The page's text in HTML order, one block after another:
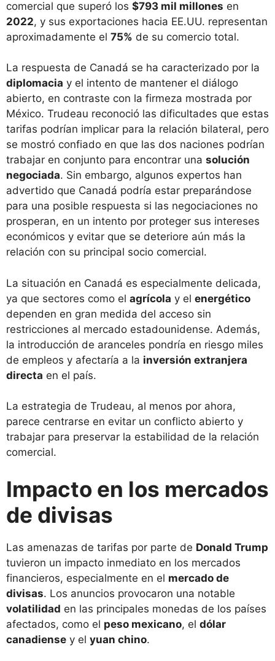
comercial que superó los $793 mil millones en
2022, y sus exportaciones hacia EE.UU. representan
aproximadamente el 75% de su comercio total.
La respuesta de Canadá se ha caracterizado por la
diplomacia y el intento de mantener el diálogo
abierto, en contraste con la firmeza mostrada por
México. Trudeau reconoció las dificultades que estas
tarifas podrían implicar para la relación bilateral, pero
se mostró confiado en que las dos naciones podrían
trabajar en conjunto para encontrar una solución
negociada. Sin embargo, algunos expertos han
advertido que Canadá podría estar preparándose
para una posible respuesta si las negociaciones no
prosperan, en un intento por proteger sus intereses
económicos y evitar que se deteriore aún más la
relación con su principal socio comercial.
La situación en Canadá es especialmente delicada,
ya que sectores como el agrícola y el energético
dependen en gran medida del acceso sin
restricciones al mercado estadounidense. Además,
la introducción de aranceles pondría en riesgo miles
de empleos y afectaría a la inversión extranjera
directa en el país.
La estrategia de Trudeau, al menos por ahora,
parece centrarse en evitar un conflicto abierto y
trabajar para preservar la estabilidad de la relación
comercial.
Impacto en los mercados
de divisas
Las amenazas de tarifas por parte de Donald Trump
tuvieron un impacto inmediato en los mercados
financieros, especialmente en el mercado de
divisas. Los anuncios provocaron una notable
volatilidad en las principales monedas de los países
afectados, como el peso mexicano, el dólar
canadiense y el yuan chino.